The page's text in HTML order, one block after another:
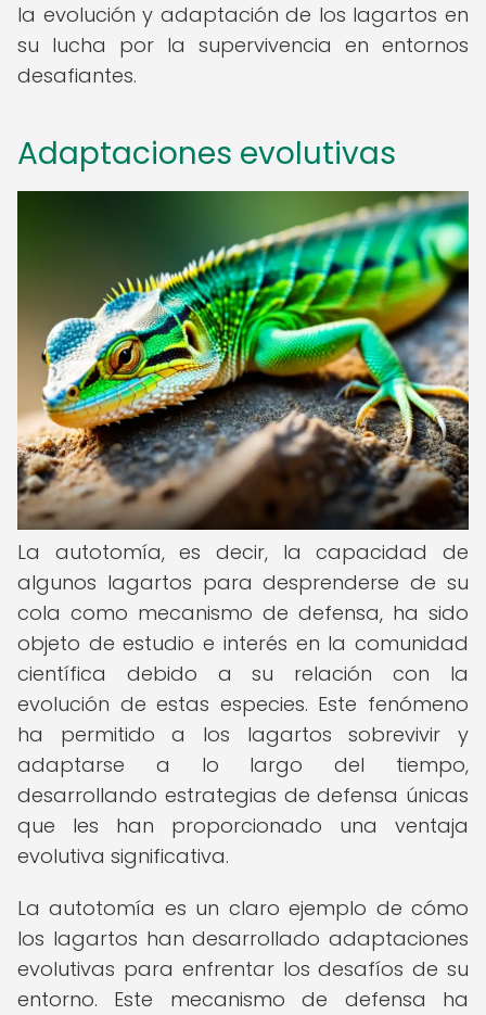
la evolución y adaptación de los lagartos en
su lucha por la supervivencia en entornos
desafiantes.
Adaptaciones evolutivas
La autotomía, es decir, la capacidad de
algunos lagartos para desprenderse de su
cola como mecanismo de defensa, ha sido
objeto de estudio e interés en la comunidad
científica debido a su relación con la
evolución de estas especies. Este fenómeno
ha permitido a los lagartos sobrevivir y
adaptarse a lo largo del tiempo,
desarrollando estrategias de defensa únicas
que les han proporcionado una ventaja
evolutiva significativa.
La autotomía es un claro ejemplo de cómo
los lagartos han desarrollado adaptaciones
evolutivas para enfrentar los desafíos de su
entorno. Este mecanismo de defensa ha